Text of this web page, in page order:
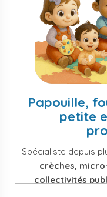
Papouille,
petite
Spécialiste depuis
crèches,
collectivités
puériculture,